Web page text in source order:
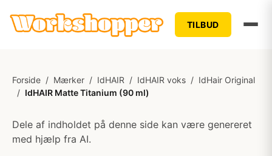
TILBUD
Forside / Mærker / IdHAIR / IdHAIR voks / IdHair Original
/ IdHAIR Matte Titanium (90 ml)
Dele af indholdet på denne side kan være genereret
med hjælp fra AI.